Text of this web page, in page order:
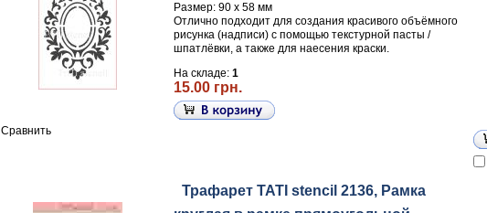
Размер: 90 х 58 мм
Отлично подходит для создания красивого объёмного
рисунка (надписи) с помощью текстурной пасты /
шпатлёвки, а также для наесения краски.
На складе: 1
15.00 грн.
Сравнить
Трафарет TATI stencil 2136, Рамка